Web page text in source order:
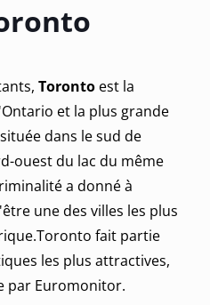
Toronto est la
et la plus grande
dans le sud de
ouest du lac du même
a donné à
une des villes les plus
fait partie
les plus attractives,
par Euromonitor.